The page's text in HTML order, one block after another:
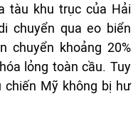
tàu khu trục của Hải
chuyển qua eo biển
chuyển khoảng 20%
lỏng toàn cầu. Tuy
chiến Mỹ không bị hư